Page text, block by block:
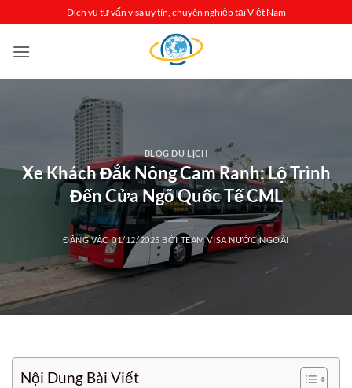
qua
nội
Dịch vụ tư vấn visa uy tín, chuyên nghiệp tại Việt Nam
BLOG DU LỊCH
Xe Khách Đắk Nông Cam Ranh: Lộ Trình
Đến Cửa Ngõ Quốc Tế CML
ĐĂNG VÀO01/12/2025 BỞI TEAM VISA NƯỚC NGOÀI
Nội Dung Bài Viết